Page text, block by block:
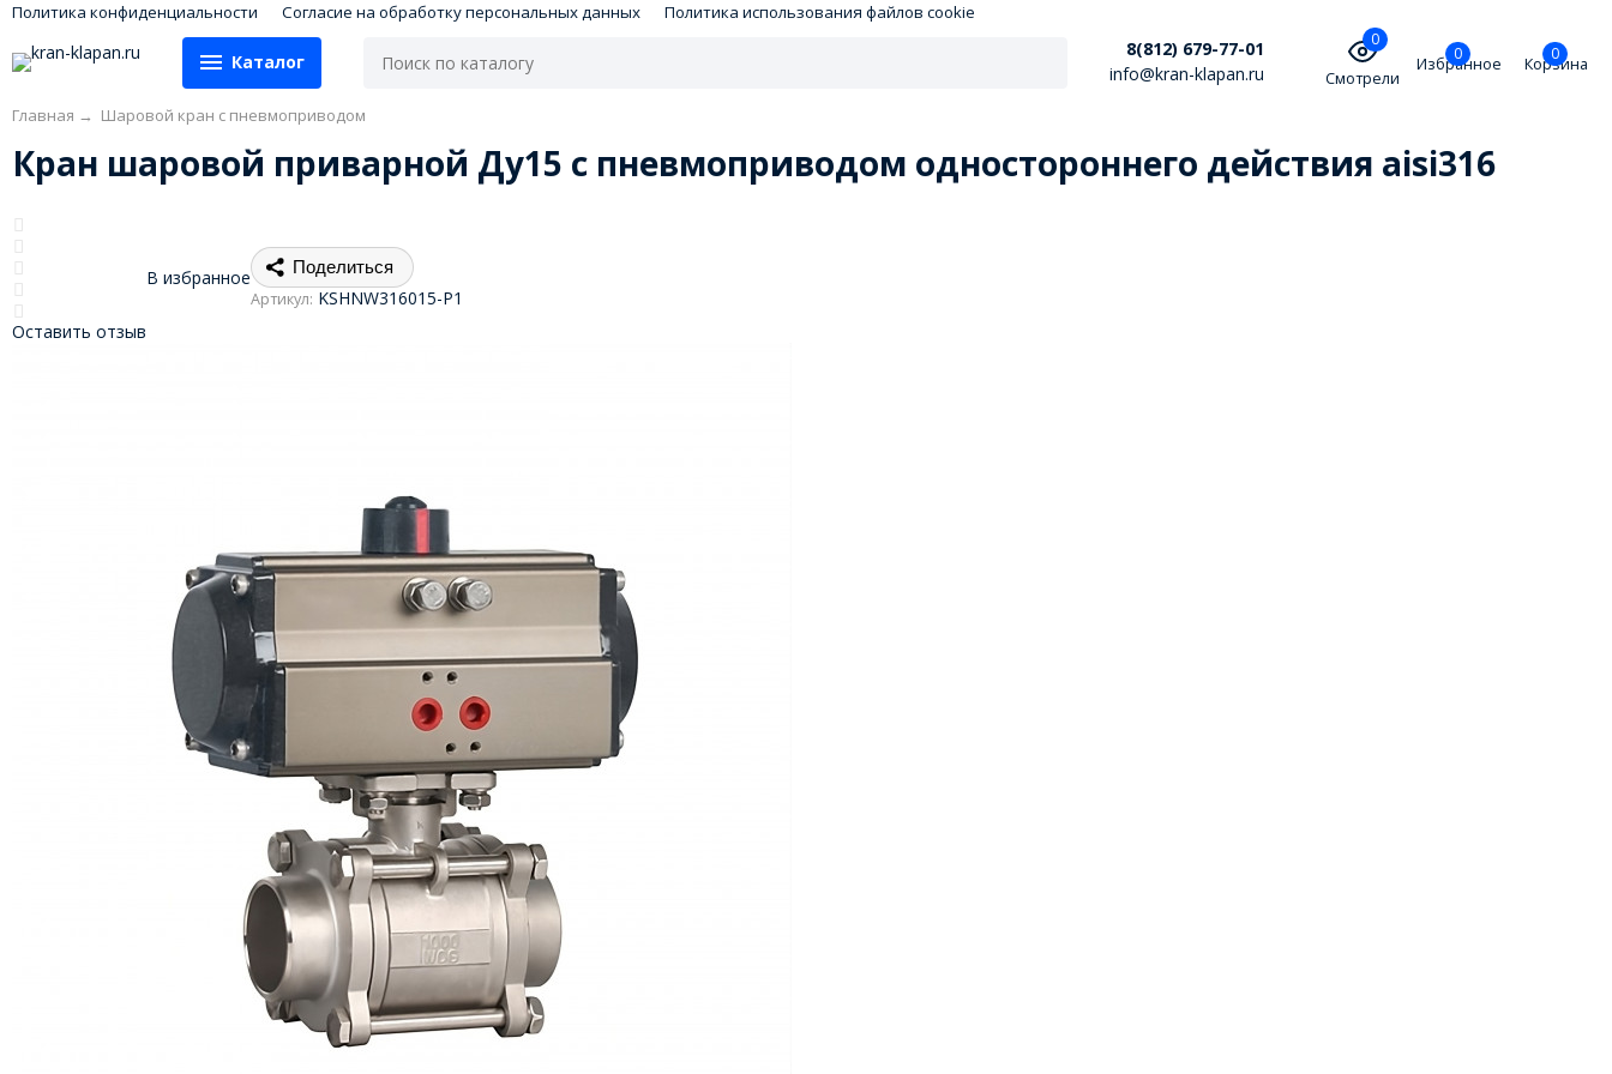
Политика конфиденциальности Согласие на обработку персональных данных Политика использования файлов cookie
Каталог
8(812) 679-77-01
info@kran-klapan.ru
0
Смотрели
0
Избранное
0
Корзина
Главная → Шаровой кран с пневмоприводом
Кран шаровой приварной Ду15 с пневмоприводом одностороннего действия aisi316
Оставить отзыв
В избранное
Поделиться
Артикул: KSHNW316015-P1